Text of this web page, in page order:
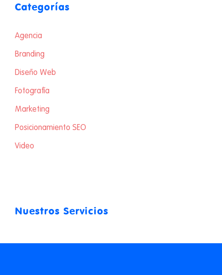
Categorías
Agencia
Branding
Diseño Web
Fotografía
Marketing
Posicionamiento SEO
Video
Nuestros Servicios